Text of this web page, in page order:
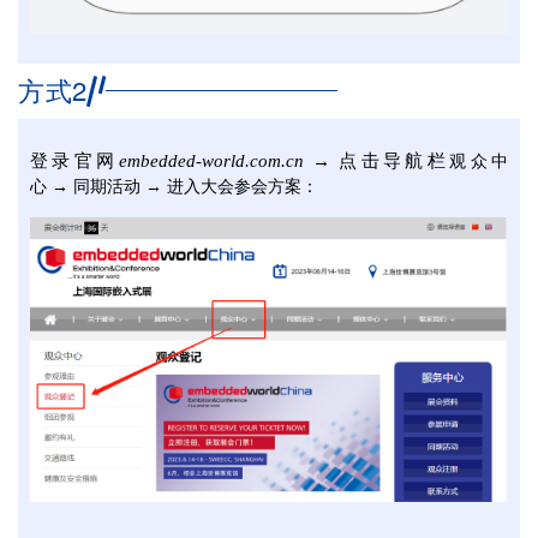
方式2
登录官网 embedded-world.com.cn → 点击导航栏观众中
心 → 同期活动 → 进入大会参会方案：